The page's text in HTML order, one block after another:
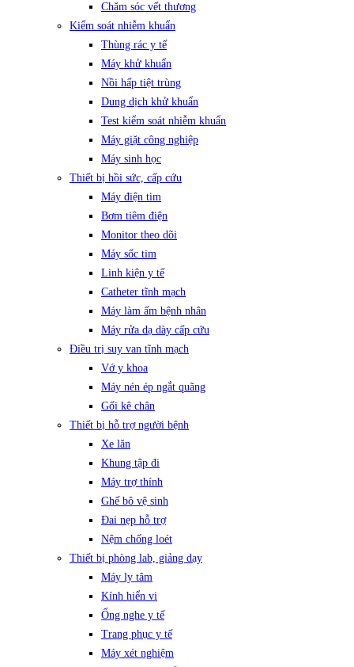
Chăm sóc vết thương
Kiểm soát nhiễm khuẩn
Thùng rác y tế
Máy khử khuẩn
Nồi hấp tiệt trùng
Dung dịch khử khuẩn
Test kiểm soát nhiễm khuẩn
Máy giặt công nghiệp
Máy sinh học
Thiết bị hồi sức, cấp cứu
Máy điện tim
Bơm tiêm điện
Monitor theo dõi
Máy sốc tim
Linh kiện y tế
Catheter tĩnh mạch
Máy làm ấm bệnh nhân
Máy rửa dạ dày cấp cứu
Điều trị suy van tĩnh mạch
Vớ y khoa
Máy nén ép ngắt quãng
Gối kê chân
Thiết bị hỗ trợ người bệnh
Xe lăn
Khung tập đi
Máy trợ thính
Ghế bô vệ sinh
Đai nẹp hỗ trợ
Nệm chống loét
Thiết bị phòng lab, giảng dạy
Máy ly tâm
Kính hiển vi
Ống nghe y tế
Trang phục y tế
Máy xét nghiệm